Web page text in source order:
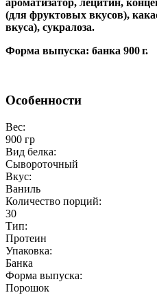
(для фруктовых вкусов),
вкуса), сукралоза.
Форма выпуска: банка 900 г.
Особенности
Вес:
900 гр
Вид белка:
Сывороточный
Вкус:
Ваниль
Количество порций:
30
Тип:
Протеин
Упаковка:
Банка
Форма выпуска:
Порошок